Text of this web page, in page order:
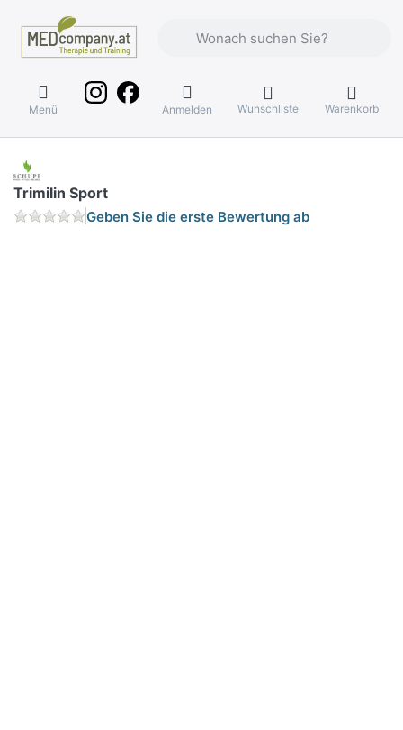
Menü Anmelden Wunschliste Warenkorb
Trimilin Sport
Geben Sie die erste Bewertung ab